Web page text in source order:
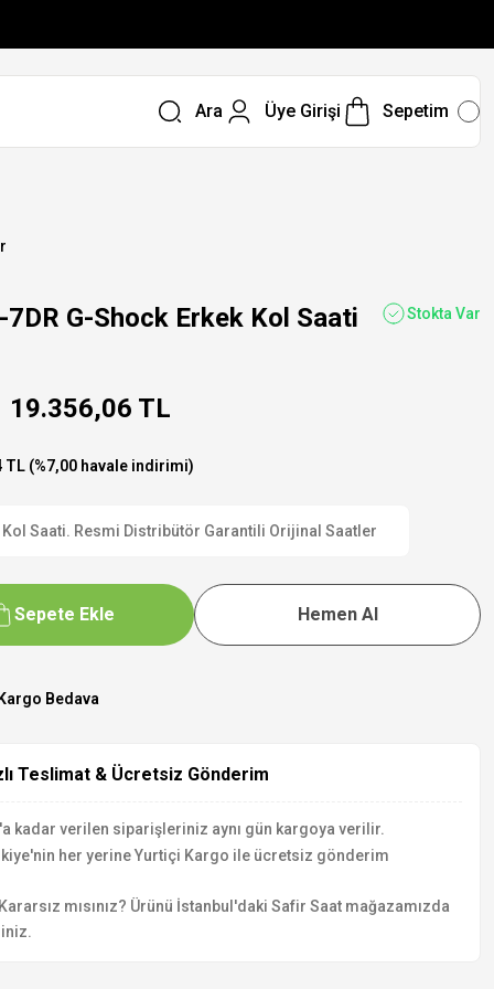
Ara Üye Girişi Sepetim
G-Shock Erkek Kol Saati Stokta Var
19.356,06 TL
TL (%7,00 havale indirimi)
Kol Saati. Resmi Distribütör Garantili Orijinal Saatler
Sepete Ekle Hemen Al
Bedava
Teslimat & Ücretsiz Gönderim
kadar verilen siparişleriniz aynı gün kargoya verilir.
her yerine Yurtiçi Kargo ile ücretsiz gönderim
mısınız? Ürünü İstanbul'daki Safir Saat mağazamızda